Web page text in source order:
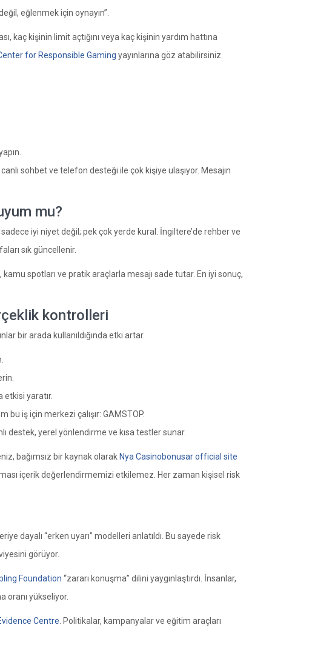
eğlenmek için oynayın”.
kaç kişinin limit açtığını veya kaç kişinin yardım hattına
for Responsible Gaming yayınlarına göz atabilirsiniz.
canlı sohbet ve telefon desteği ile çok kişiye ulaşıyor. Mesajın
mu?
iyi niyet değil; pek çok yerde kural. İngiltere’de rehber ve
sık güncellenir.
, kamu spotları ve pratik araçlarla mesajı sade tutar. En iyi sonuç,
kontrolleri
bir arada kullanıldığında etki artar.
yaratır.
bu iş için merkezi çalışır: GAMSTOP.
destek, yerel yönlendirme ve kısa testler sunar.
bağımsız bir kaynak olarak Nya Casinobonusar official site
içerik değerlendirmemizi etkilemez. Her zaman kişisel risk
dayalı “erken uyarı” modelleri anlatıldı. Bu sayede risk
görüyor.
Foundation “zararı konuşma” dilini yaygınlaştırdı. İnsanlar,
oranı yükseliyor.
Centre . Politikalar, kampanyalar ve eğitim araçları